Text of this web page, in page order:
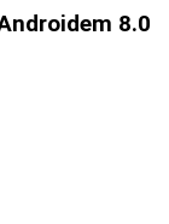
8.0